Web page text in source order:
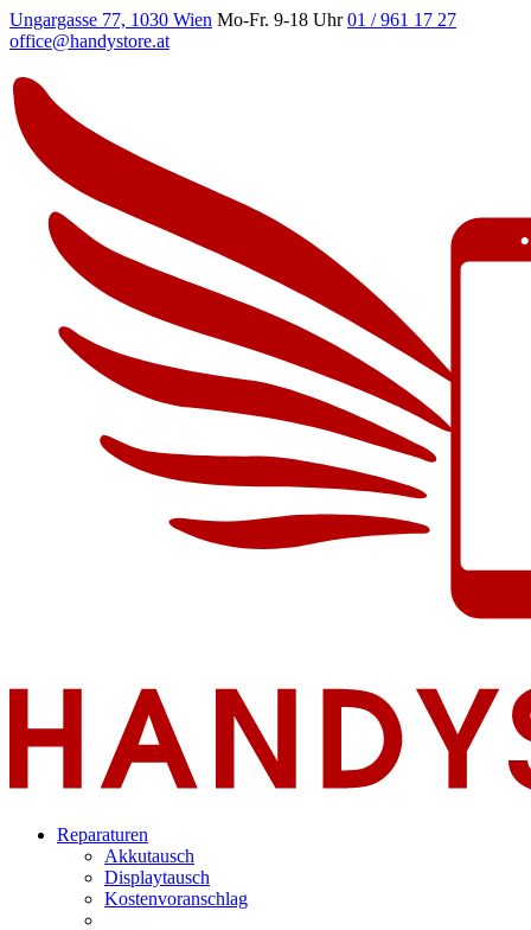
Ungargasse 77, 1030 Wien Mo-Fr. 9-18 Uhr 01 / 961 17 27
office@handystore.at
Reparaturen
Akkutausch
Displaytausch
Kostenvoranschlag